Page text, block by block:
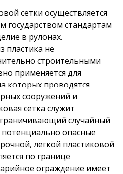
сетки осуществляется
государством стандартам
в рулонах.
пластика не
строительными
применяется для
которых проводятся
сооружений и
сетка служит
случайный
опасные
легкой пластиковой
по границе
ограждение имеет